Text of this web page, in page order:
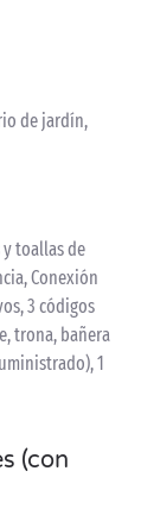
de jardín,
y toallas de
Conexión
3 códigos
trona, bañera
1
(con